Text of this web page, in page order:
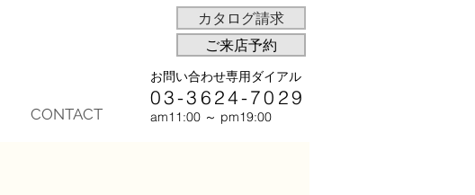
CONTACT
カタログ請求
ご来店予約
お問い合わせ専用ダイアル
03-3624-7029
am11:00 ～ pm19:00